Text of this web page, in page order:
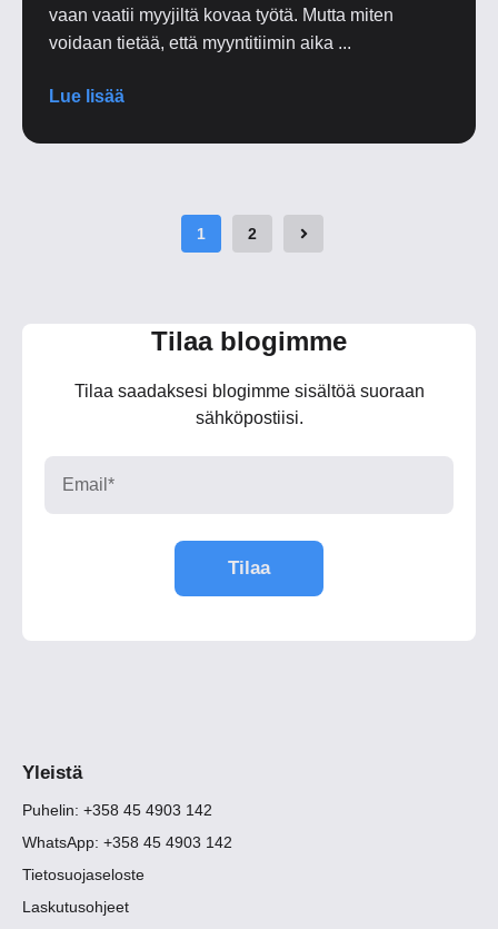
vaan vaatii myyjiltä kovaa työtä. Mutta miten
voidaan tietää, että myyntitiimin aika ...
Lue lisää
1 2
Tilaa blogimme
Tilaa saadaksesi blogimme sisältöä suoraan
sähköpostiisi.
Yleistä
Puhelin: +358 45 4903 142
WhatsApp: +358 45 4903 142
Tietosuojaseloste
Laskutusohjeet